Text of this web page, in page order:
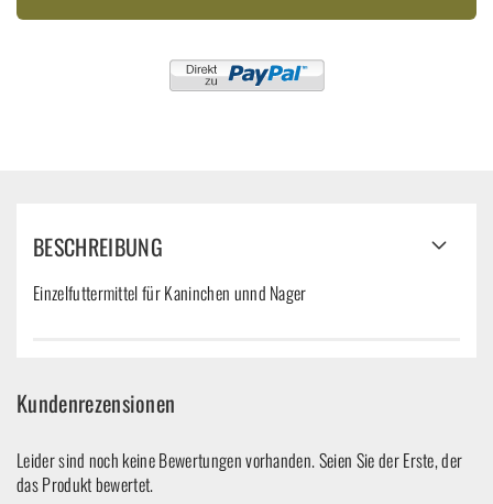
BESCHREIBUNG
Einzelfuttermittel für Kaninchen unnd Nager
Kundenrezensionen
Leider sind noch keine Bewertungen vorhanden. Seien Sie der Erste, der
das Produkt bewertet.